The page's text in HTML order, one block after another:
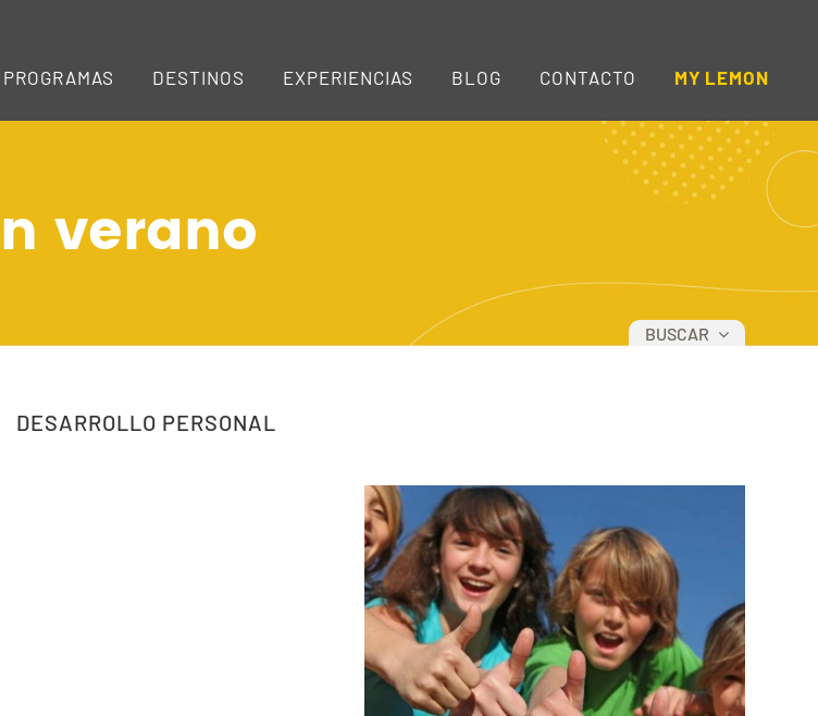
PROGRAMAS DESTINOS EXPERIENCIAS BLOG CONTACTO MY LEMON
verano
BUSCAR
DESARROLLO PERSONAL